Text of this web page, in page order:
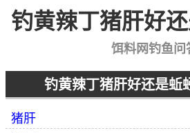
钓黄辣丁猪肝好还
饵料网钓鱼问
钓黄辣丁猪肝好还是蚯
猪肝